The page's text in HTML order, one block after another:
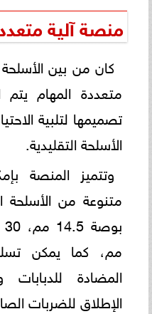
منصة آلية
كان من بين
متعددة المهام
تصميمها لتلبية
الأسلحة التقليدية.
وتتميز المنصة
متنوعة من الأسلحة
مم، كما يمكن
المضادة
الإطلاق للضربات